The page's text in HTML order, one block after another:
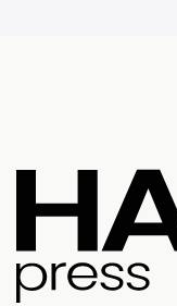
Змеи в
Кульсары
05 АВГУСТА, 2026
Неліктен